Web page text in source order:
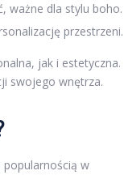
ważne dla stylu boho.
przestrzeni.
jak i estetyczna.
swojego wnętrza.
popularnością w